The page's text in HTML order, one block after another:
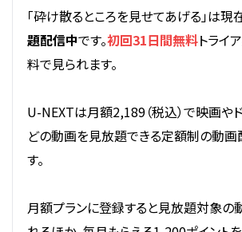
「砕け散るところを見せてあげる」は
題配信中です。初回31日間無料トライ
料で見られます。
U-NEXTは月額2,189（税込）で映画や
どの動画を見放題できる定額制の動画
す。
月額プランに登録すると見放題対象の